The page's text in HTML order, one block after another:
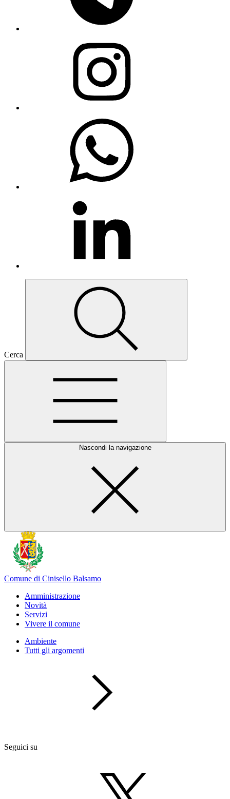
Cerca
Nascondi la navigazione
Comune di Cinisello Balsamo
Amministrazione
Novità
Servizi
Vivere il comune
Ambiente
Tutti gli argomenti
Seguici su